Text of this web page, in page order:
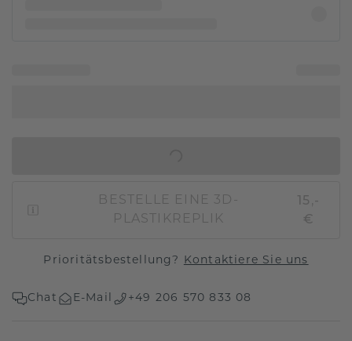
BESTELLE EINE 3D-
PLASTIKREPLIK
15,-
€
Prioritätsbestellung? Kontaktiere Sie uns
Chat E-Mail +49 206 570 833 08